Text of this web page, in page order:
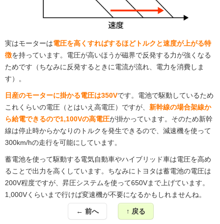
実はモーターは電圧を高くすればするほどトルクと速度が上がる特
徴を持っています。電圧が高いほうが磁界で反発する力が強くなる
ためです（ちなみに反発するときに電流が流れ、電力を消費しま
す）。
日産のモーターに掛かる電圧は350Vです。電池で駆動しているため
これくらいの電圧（とはいえ高電圧）ですが、 新幹線の場合架線か
ら給電できるので1,100Vの高電圧が掛かっています。そのため新幹
線は停止時からかなりのトルクを発生できるので、減速機を使って
300km/hの走行を可能にしています。
蓄電池を使って駆動する電気自動車やハイブリッド車は電圧を高め
ることで出力を高くしています。ちなみにトヨタは蓄電池の電圧は
200V程度ですが、昇圧システムを使って650Vまで上げています。
1,000Vくらいまで行けば変速機が不要になるかもしれませんね。
前へ 戻る